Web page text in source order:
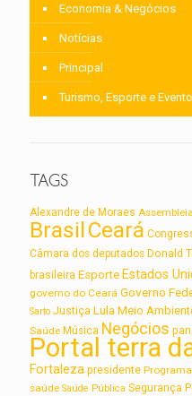
Economia & Negócios
Notícias
Principal
Turismo, Esporte e
TAGS
Alexandre de Moraes
BrasilCeará
Câmara dos deputados Donald
brasileira Esporte Estados
governo do Ceará Governo
Sarto Justiça Lula Meio
Saúde Música Negócios
Portal terra
Fortaleza presidente
saúde Saúde Pública Segurança